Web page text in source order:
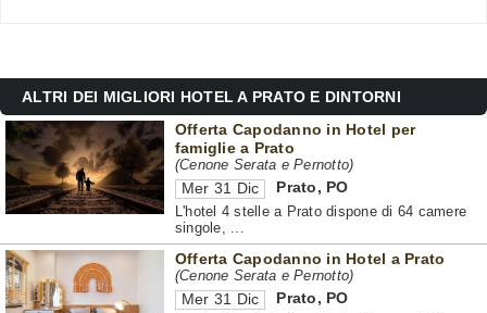
ALTRI DEI MIGLIORI HOTEL A PRATO E DINTORNI
Offerta Capodanno in Hotel per
famiglie a Prato
(Cenone Serata e Pernotto)
Mer 31 Dic Prato , PO
L'hotel 4 stelle a Prato dispone di 64 camere
singole, ...
Offerta Capodanno in Hotel a Prato
(Cenone Serata e Pernotto)
Mer 31 Dic Prato , PO